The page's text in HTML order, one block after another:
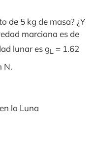
de 5 kg de masa? ¿Y
marciana es de
lunar es gL = 1.62
N.
la Luna